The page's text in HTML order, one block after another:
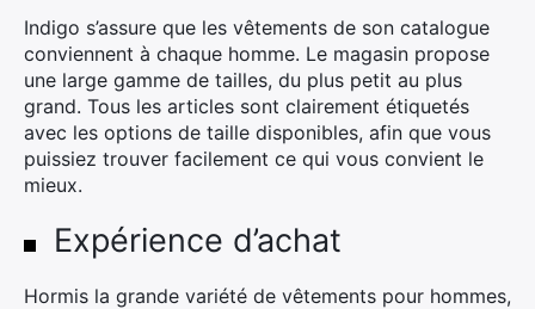
Indigo s’assure que les vêtements de son catalogue
conviennent à chaque homme. Le magasin propose
une large gamme de tailles, du plus petit au plus
grand. Tous les articles sont clairement étiquetés
avec les options de taille disponibles, afin que vous
puissiez trouver facilement ce qui vous convient le
mieux.
Expérience d’achat
Hormis la grande variété de vêtements pour hommes,